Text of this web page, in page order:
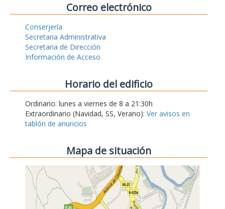
Correo electrónico
Conserjería
Secretaria Administrativa
Secretaria de Dirección
Información de Acceso
Horario del edificio
Ordinario: lunes a viernes de 8 a 21:30h
Extraordinario (Navidad, SS, Verano): Ver avisos en
tablón de anuncios
Mapa de situación